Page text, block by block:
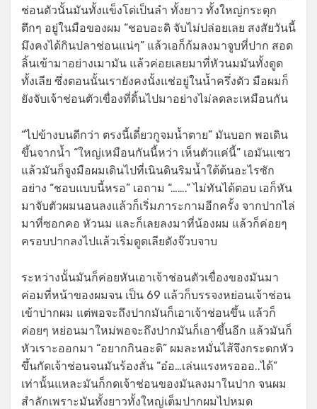
ช่อนตัวนั้นมันทั้งแข็งโด่เป็นลำ ทั้งยาว ทั้งใหญ่กระตุก
ตึกๆ อยู่ในมือของผม “ชอบอะดิ จับไม่ปล่อยเลย สงสัยวันนี้
มึงคงได้กินปลาช่อนแน่ๆ” แล้วเอก็ก้มลงมาจูบที่ปาก สอด
ลิ้นเข้ามาอย่างเมามัน แล้วค่อยเลยมาที่หัวนมมันทั้งดูด
ทั้งเลีย ซึ่งตอนนั้นเรายังคงนั้งแช่อยู่ในน้ำครึ่งตัว มือผมก็
ยังจับเจ้าช่อนตัวเขื่องที่ดิ้นไปมาอย่างไม่ลดละเหมือนกัน
“ไปข้างบนดีกว่า ตรงนี้เดี๋ยวกูจมน้ำตาย” มันบอก พอเดิน
ขึ้นจากน้ำ “ใหญ่เหมือนกันนี้หว่า เห็นตัวแค่นี้” เอมันแซว
แล้วมันก็จูงมือผมเดินไปที่เนินดินริมน้ำใต้ต้นอะไรซัก
อย่าง “ชอบแบบนี้หรอ” เอถาม “…….” ไม่ทันได้ตอบ เอก็หัน
มาจับตัวผมนอนลงแล้วก็เริ่มภาระกามอีกครั้ง จากปากไล่
มาที่ซอกคอ หัวนม และก็เลยลงมาที่น้องผม แล้วก็ค่อยๆ
ครอบปากลงไปแล้วเริ่มดูดเลียดังจ๊วบจาบ
ระหว่างนั้นมันก็ค่อยหันเอาเจ้าช่อนตัวเขื่องของมันมา
ค่อมที่หน้าของผมจน เป็น 69 แล้วก็บรรจงหย่อนเจ้าช่อน
เข้าปากผม แต่พอจะถึงปากมันก็เอาเจ้าช่อนขึ้น แล้วก็
ค่อยๆ หย่อนมาใหม่พอจะถึงปากมันก็เอาขึ้นอีก แล้วมันก็
หัวเราะออกมา “อยากกินอะดิ” ผมละหมั่นไส้จึงกระดกหัว
ขึ้นกัดเจ้าช่อนจนมันร้องลั่น “อ๋อ…เล่นแรงหรอออ..ได้”
เท่านั้นแหละมันก็กดเจ้าช่อนของมันลงมาในปาก จนผม
สำลักเพราะมันทั้งยาวทั้งใหญ่เต็มปากผมไปหมด